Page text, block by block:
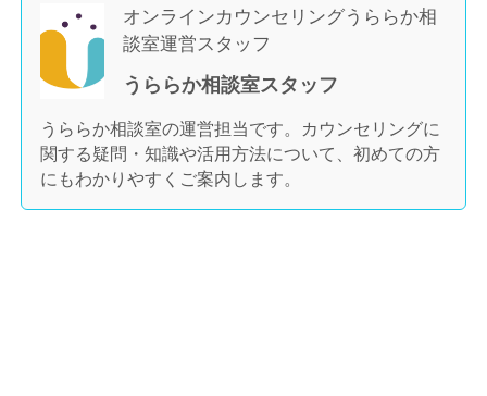
オンラインカウンセリングうららか相
談室運営スタッフ
うららか相談室スタッフ
うららか相談室の運営担当です。カウンセリングに
関する疑問・知識や活用方法について、初めての方
にもわかりやすくご案内します。